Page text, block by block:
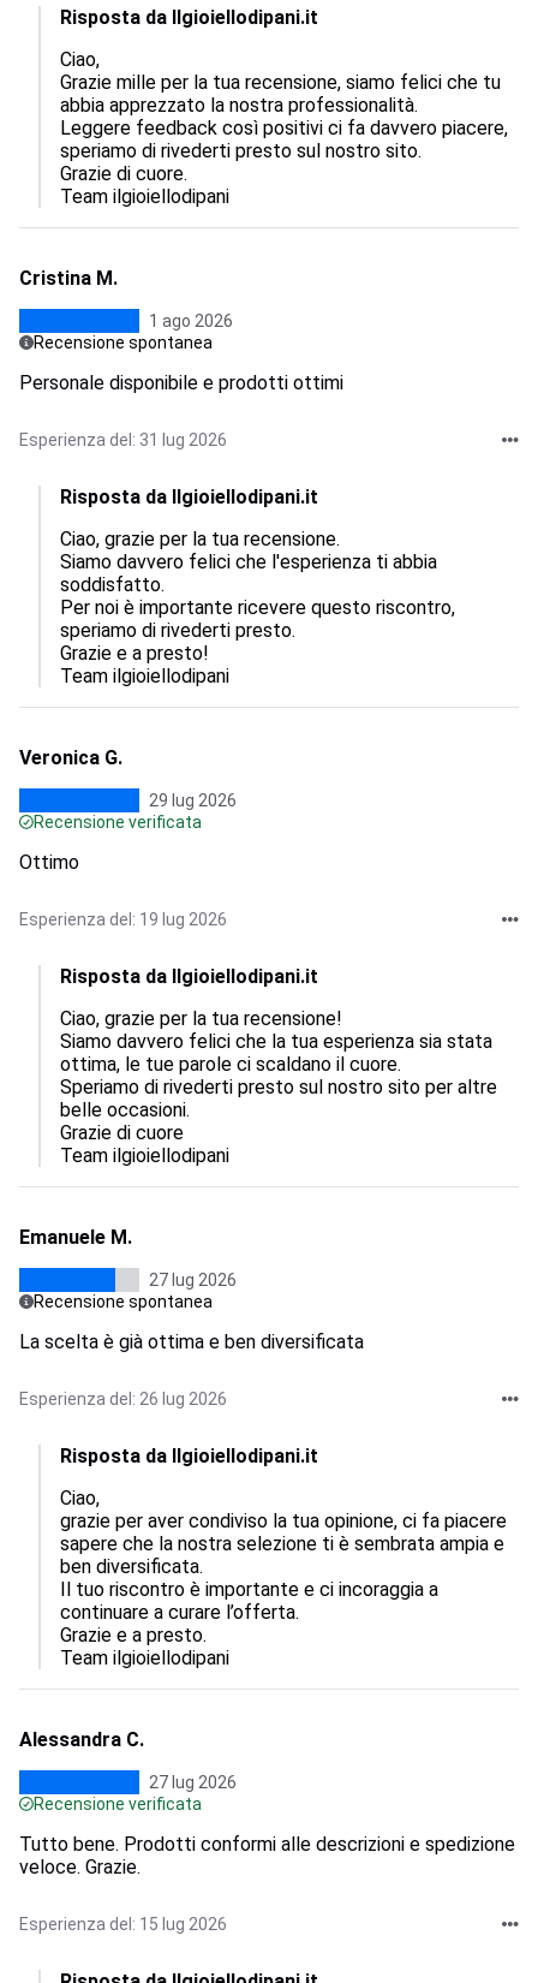
Risposta da Ilgioiellodipani.it
Ciao,
Grazie mille per la tua recensione, siamo felici che tu
abbia apprezzato la nostra professionalità.
Leggere feedback così positivi ci fa davvero piacere,
speriamo di rivederti presto sul nostro sito.
Grazie di cuore.
Team ilgioiellodipani
Cristina M.
1 ago 2026
Recensione spontanea
Personale disponibile e prodotti ottimi
Esperienza del: 31 lug 2026
Risposta da Ilgioiellodipani.it
Ciao, grazie per la tua recensione.
Siamo davvero felici che l'esperienza ti abbia
soddisfatto.
Per noi è importante ricevere questo riscontro,
speriamo di rivederti presto.
Grazie e a presto!
Team ilgioiellodipani
Veronica G.
29 lug 2026
Recensione verificata
Ottimo
Esperienza del: 19 lug 2026
Risposta da Ilgioiellodipani.it
Ciao, grazie per la tua recensione!
Siamo davvero felici che la tua esperienza sia stata
ottima, le tue parole ci scaldano il cuore.
Speriamo di rivederti presto sul nostro sito per altre
belle occasioni.
Grazie di cuore
Team ilgioiellodipani
Emanuele M.
27 lug 2026
Recensione spontanea
La scelta è già ottima e ben diversificata
Esperienza del: 26 lug 2026
Risposta da Ilgioiellodipani.it
Ciao,
grazie per aver condiviso la tua opinione, ci fa piacere
sapere che la nostra selezione ti è sembrata ampia e
ben diversificata.
Il tuo riscontro è importante e ci incoraggia a
continuare a curare l’offerta.
Grazie e a presto.
Team ilgioiellodipani
Alessandra C.
27 lug 2026
Recensione verificata
Tutto bene. Prodotti conformi alle descrizioni e spedizione
veloce. Grazie.
Esperienza del: 15 lug 2026